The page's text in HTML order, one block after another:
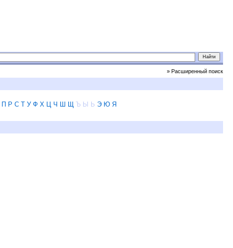
» Расширенный поиск
П Р С Т У Ф Х Ц Ч Ш Щ Ъ Ы Ь Э Ю Я